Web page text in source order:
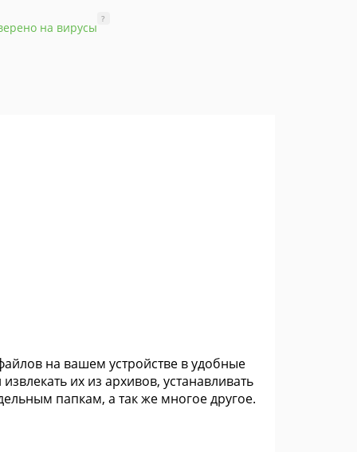
на вирусы
?
на вашем устройстве в удобные
их из архивов, устанавливать
папкам, а так же многое другое.